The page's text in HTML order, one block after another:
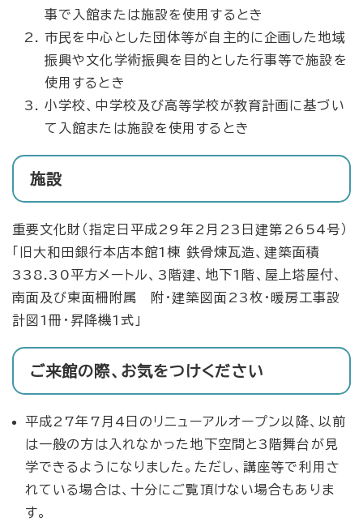
事で入館または施設を使用するとき
市民を中心とした団体等が自主的に企画した地域
振興や文化学術振興を目的とした行事等で施設を
使用するとき
小学校、中学校及び高等学校が教育計画に基づい
て入館または施設を使用するとき
施設
重要文化財（指定日平成29年2月23日建第2654号）
「旧大和田銀行本店本館1棟 鉄骨煉瓦造、建築面積
338.30平方メートル、3階建、地下1階、屋上塔屋付、
南面及び東面柵附属 附・建築図面23枚・暖房工事設
計図1冊・昇降機1式」
ご来館の際、お気をつけください
平成27年7月4日のリニューアルオープン以降、以前
は一般の方は入れなかった地下空間と3階舞台が見
学できるようになりました。ただし、講座等で利用さ
れている場合は、十分にご覧頂けない場合もありま
す。